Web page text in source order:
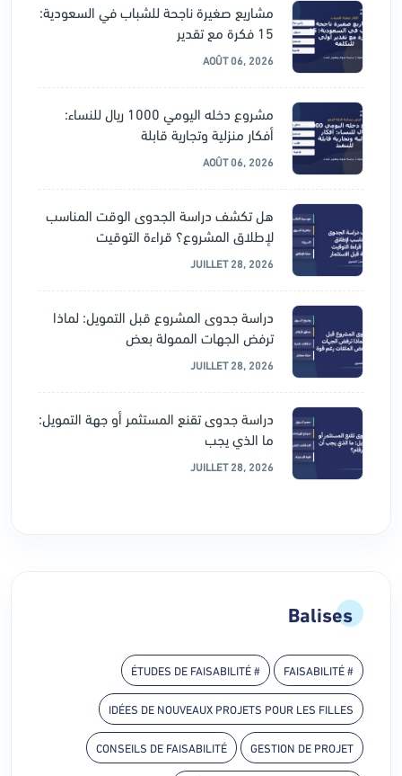
مشاريع صغيرة ناجحة للشباب في السعودية:
15 فكرة مع تقدير
AOÛT 06, 2026
مشروع دخله اليومي 1000 ريال للنساء:
أفكار منزلية وتجارية قابلة
AOÛT 06, 2026
هل تكشف دراسة الجدوى الوقت المناسب
لإطلاق المشروع؟ قراءة التوقيت
JUILLET 28, 2026
دراسة جدوى المشروع قبل التمويل: لماذا
ترفض الجهات الممولة بعض
JUILLET 28, 2026
دراسة جدوى تقنع المستثمر أو جهة التمويل:
ما الذي يجب
JUILLET 28, 2026
Balises
# FAISABILITÉ
# ÉTUDES DE FAISABILITÉ
IDÉES DE NOUVEAUX PROJETS POUR LES FILLES
GESTION DE PROJET
CONSEILS DE FAISABILITÉ